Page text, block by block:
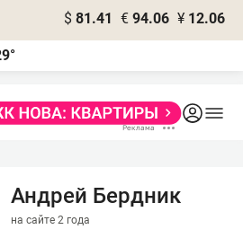
$ 81.41 € 94.06 ¥ 12.06
Андрей Бердник
на сайте 2 года